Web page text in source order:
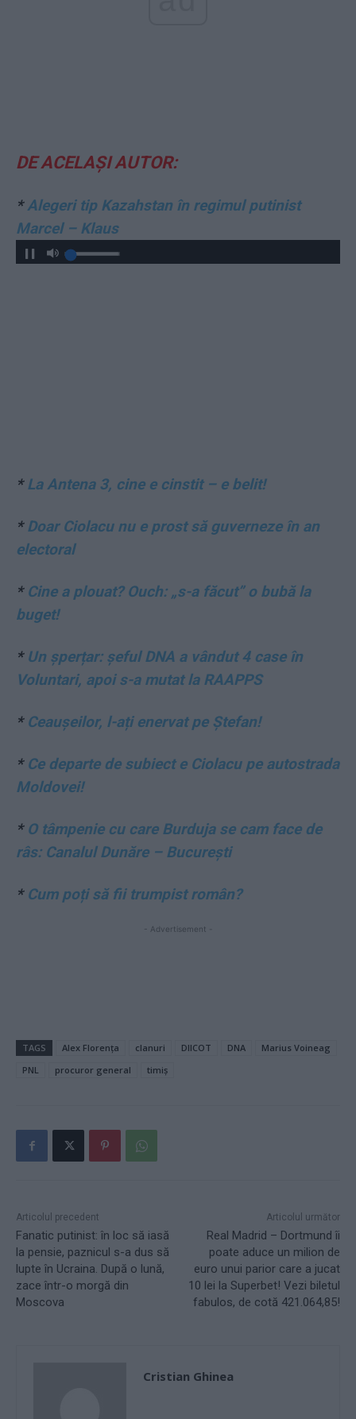
DE ACELAȘI AUTOR:
*Alegeri tip Kazahstan în regimul putinist
Marcel – Klaus
*La Antena 3, cine e cinstit – e belit!
*Doar Ciolacu nu e prost să guverneze în an
electoral
* Cine a plouat? Ouch: „s-a făcut” o bubă la
buget!
* Un șperțar: șeful DNA a vândut 4 case în
Voluntari, apoi s-a mutat la RAAPPS
* Ceaușeilor, l-ați enervat pe Ștefan!
* Ce departe de subiect e Ciolacu pe autostrada
Moldovei!
* O tâmpenie cu care Burduja se cam face de
râs: Canalul Dunăre – București
* Cum poți să fii trumpist român?
- Advertisement -
TAGS Alex Florența clanuri DIICOT DNA
Marius Voineag
PNL
procuror general timiș
Articolul precedent
Fanatic putinist: în loc să iasă
la pensie, paznicul s-a dus să
lupte în Ucraina. După o lună,
zace într-o morgă din
Moscova
Articolul următor
Real Madrid – Dortmund îi
poate aduce un milion de
euro unui parior care a jucat
10 lei la Superbet! Vezi biletul
fabulos, de cotă 421.064,85!
Cristian Ghinea